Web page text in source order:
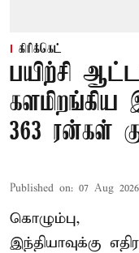
கிரிக்கெட்
பயிற்சி
களமிறங்கிய
363 ரன்கள்
Published on: 07 Aug
கொழும்பு,
இந்தியாவுக்கு